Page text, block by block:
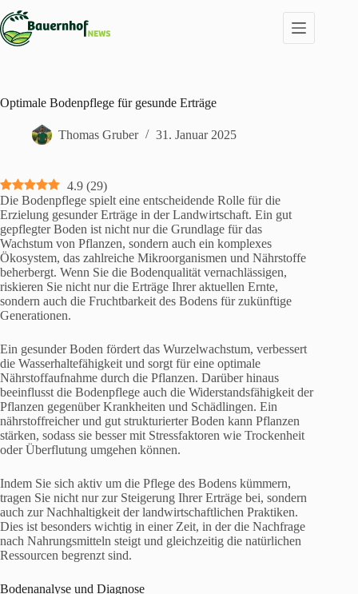
Inhalt
springen
Optimale Bodenpflege für gesunde Erträge
Thomas Gruber 31. Januar 2025
4.9 (29)
Die Bodenpflege spielt eine entscheidende Rolle für die
Erzielung gesunder Erträge in der Landwirtschaft. Ein gut
gepflegter Boden ist nicht nur die Grundlage für das
Wachstum von Pflanzen, sondern auch ein komplexes
Ökosystem, das zahlreiche Mikroorganismen und Nährstoffe
beherbergt. Wenn Sie die Bodenqualität vernachlässigen,
riskieren Sie nicht nur die Erträge Ihrer aktuellen Ernte,
sondern auch die Fruchtbarkeit des Bodens für zukünftige
Generationen.
Ein gesunder Boden fördert das Wurzelwachstum, verbessert
die Wasserhaltefähigkeit und sorgt für eine optimale
Nährstoffaufnahme durch die Pflanzen. Darüber hinaus
beeinflusst die Bodenpflege auch die Widerstandsfähigkeit der
Pflanzen gegenüber Krankheiten und Schädlingen. Ein
nährstoffreicher und gut strukturierter Boden kann Pflanzen
stärken, sodass sie besser mit Stressfaktoren wie Trockenheit
oder Überflutung umgehen können.
Indem Sie sich aktiv um die Pflege des Bodens kümmern,
tragen Sie nicht nur zur Steigerung Ihrer Erträge bei, sondern
auch zur Nachhaltigkeit der landwirtschaftlichen Praktiken.
Dies ist besonders wichtig in einer Zeit, in der die Nachfrage
nach Nahrungsmitteln steigt und gleichzeitig die natürlichen
Ressourcen begrenzt sind.
Bodenanalyse und Diagnose